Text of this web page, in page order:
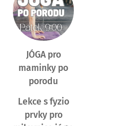
JÓGA pro
maminky po
porodu
Lekce s fyzio
prvky pro